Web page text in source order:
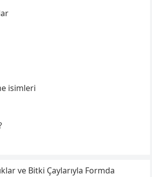
isimleri
ve Bitki Çaylarıyla Formda